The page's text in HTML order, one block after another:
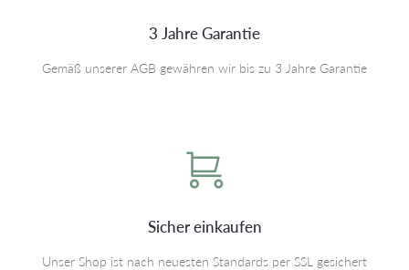
3 Jahre Garantie
Gemäß unserer AGB gewähren wir bis zu 3 Jahre Garantie
Sicher einkaufen
Unser Shop ist nach neuesten Standards per SSL gesichert